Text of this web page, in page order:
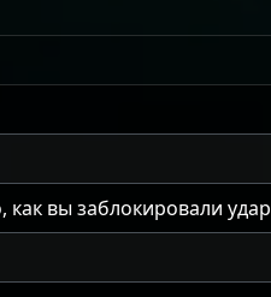
как вы заблокировали удар